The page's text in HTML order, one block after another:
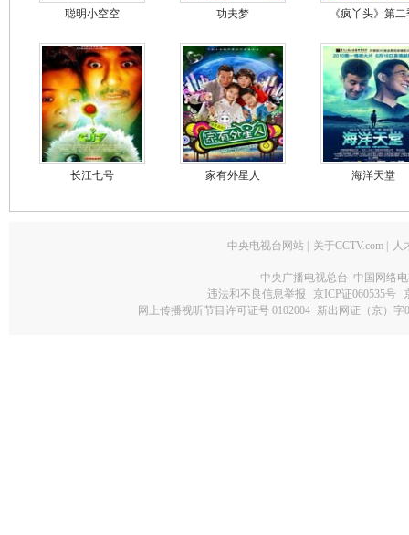
聪明小空空 功夫梦 《疯丫头》第二
长江七号 家有外星人 海洋天堂
中央电视台网站 关于CCTV.com 人
中央广播电视总台 中国网络
违法和不良信息举报
京ICP证060535号
网上传播视听节目许可证号 0102004 新出网证（京）